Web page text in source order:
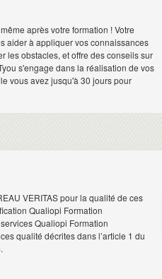
après votre formation ! Votre
aider à appliquer vos connaissances
les obstacles, et offre des conseils sur
s'engage dans la réalisation de vos
vous avez jusqu'à 30 jours pour
VERITAS pour la qualité de ces
Qualiopi Formation
Qualiopi Formation
qualité décrites dans l’article 1 du